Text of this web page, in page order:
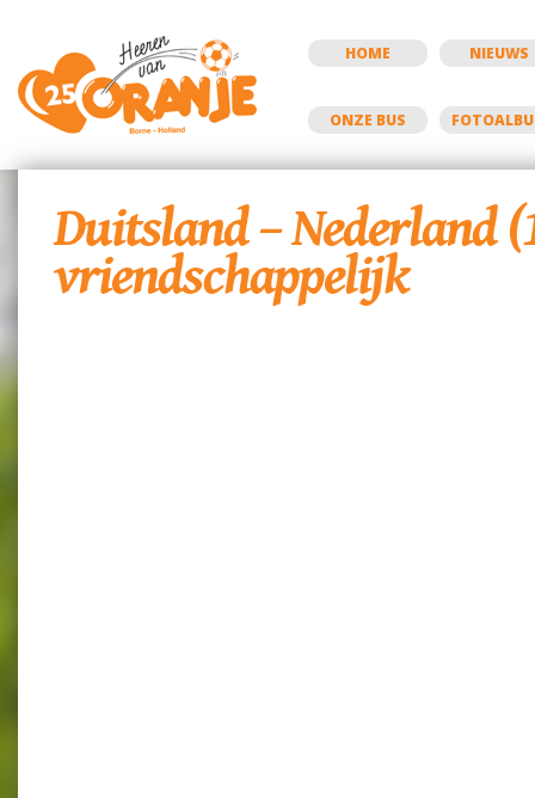
HOME NIEUWS
ONZE BUS
Duitsland – Nederland
vriendschappelijk